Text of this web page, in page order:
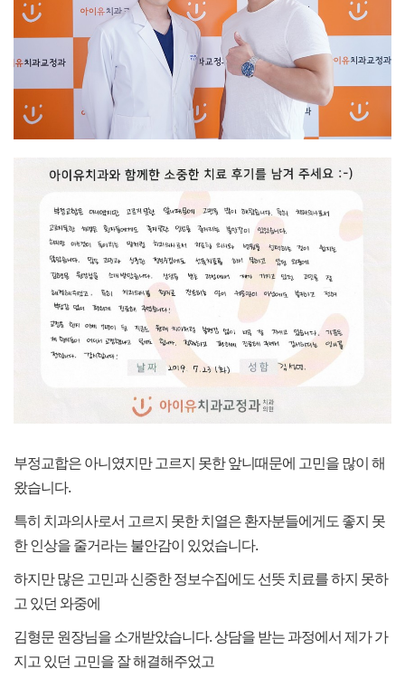
부정교합은 아니였지만 고르지 못한 앞니때문에 고민을 많이 해
왔습니다.
특히 치과의사로서 고르지 못한 치열은 환자분들에게도 좋지 못
한 인상을 줄거라는 불안감이 있었습니다.
하지만 많은 고민과 신중한 정보수집에도 선뜻 치료를 하지 못하
고 있던 와중에
김형문 원장님을 소개받았습니다. 상담을 받는 과정에서 제가 가
지고 있던 고민을 잘 해결해주었고